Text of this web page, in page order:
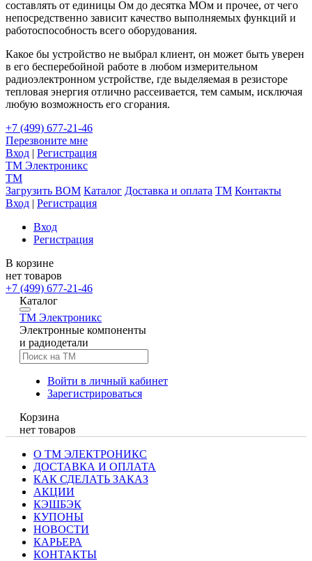
составлять от единицы Ом до десятка МОм и прочее, от чего
непосредственно зависит качество выполняемых функций и
работоспособность всего оборудования.
Какое бы устройство не выбрал клиент, он может быть уверен
в его бесперебойной работе в любом измерительном
радиоэлектронном устройстве, где выделяемая в резисторе
тепловая энергия отлично рассеивается, тем самым, исключая
любую возможность его сгорания.
+7 (499) 677-21-46
Перезвоните мне
Вход | Регистрация
TM Электроникс
TM
Загрузить BOM Каталог Доставка и оплата TM Контакты
Вход | Регистрация
Вход
Регистрация
В корзине
нет товаров
+7 (499) 677-21-46
Каталог
TM Электроникс
Электронные компоненты
и радиодетали
Войти в личный кабинет
Зарегистрироваться
Корзина
нет товаров
О ТМ ЭЛЕКТРОНИКС
ДОСТАВКА И ОПЛАТА
КАК СДЕЛАТЬ ЗАКАЗ
АКЦИИ
КЭШБЭК
КУПОНЫ
НОВОСТИ
КАРЬЕРА
КОНТАКТЫ